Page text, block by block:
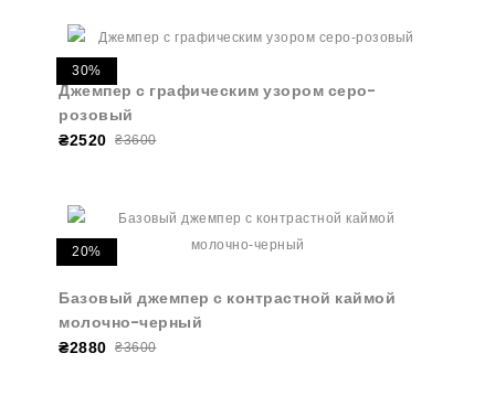
30%
Джемпер с графическим узором серо-
розовый
₴2520 ₴3600
20%
Базовый джемпер с контрастной каймой
молочно-черный
₴2880 ₴3600